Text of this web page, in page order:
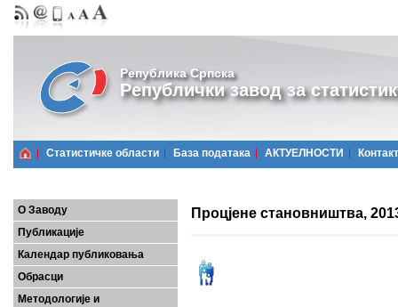
Република Српска
Републички завод за
Статистичке области Базa података АКТУЕЛНОСТИ Контакт
О Заводу
Публикације
Календар публиковања
Обрасци
Методологије и
Процјене становништва,